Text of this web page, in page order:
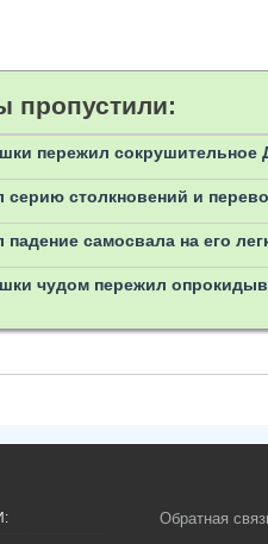
пропустили:
пережил сокрушительное
серию столкновений и
самосвала на его
чудом пережил
Обратная